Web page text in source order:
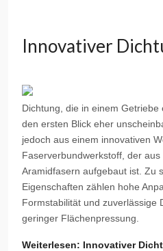
Innovativer
Dichtung, die in einem
den ersten Blick eher
jedoch aus einem innovativen
Faserverbundwerkstoff, der
Aramidfasern aufgebaut ist. Zu
Eigenschaften zählen hohe
Formstabilität und zuverlässige
geringer Flächenpressung.
Weiterlesen: Innovativer